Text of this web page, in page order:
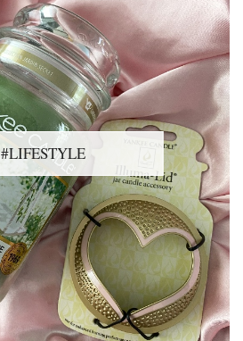
#LIFESTYLE